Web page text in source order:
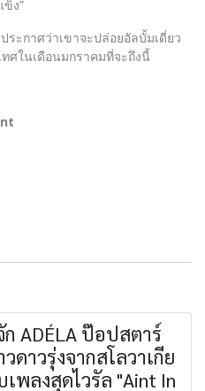
ง”
กาศว่าเขาจะปล่อยอัลบั้มเดี่ยว
ศในเดือนมกราคมที่จะถึงนี้
ก ADÉLA ป๊อปสตาร์
วดาวรุ่งจากสโลวาเกีย
เพลงสุดไวรัล "Aint In